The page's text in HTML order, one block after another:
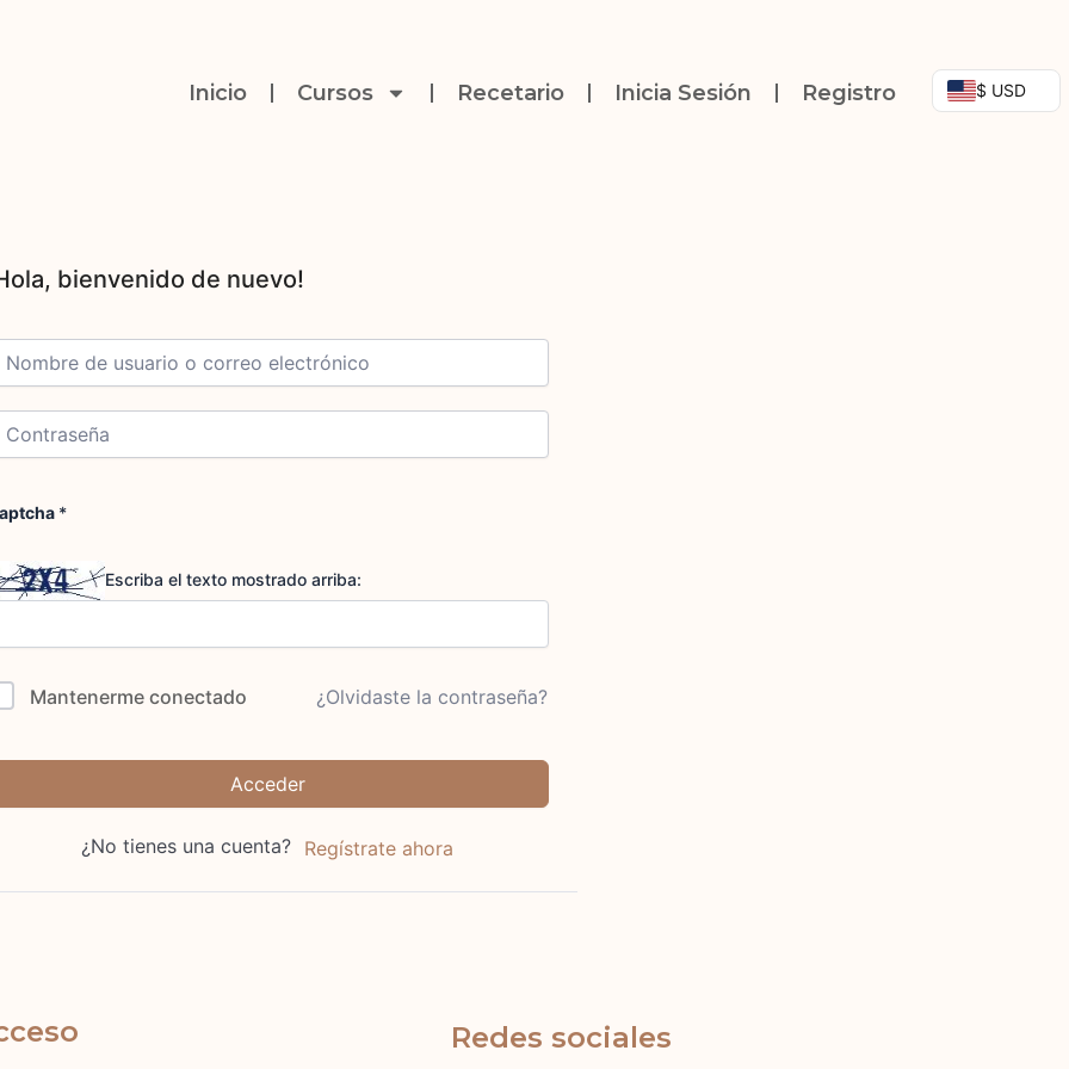
Inicio Cursos Recetario Inicia Sesión Registro $ USD
*
Escriba el texto mostrado arriba:
Mantenerme conectado ¿Olvidaste la contraseña?
Acceder
¿No tienes una cuenta? Regístrate ahora
Redes sociales